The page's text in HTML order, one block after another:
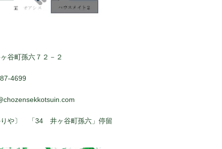
谷町孫六７２－２
4699
りや〕 「34 井ヶ谷町孫六」停留